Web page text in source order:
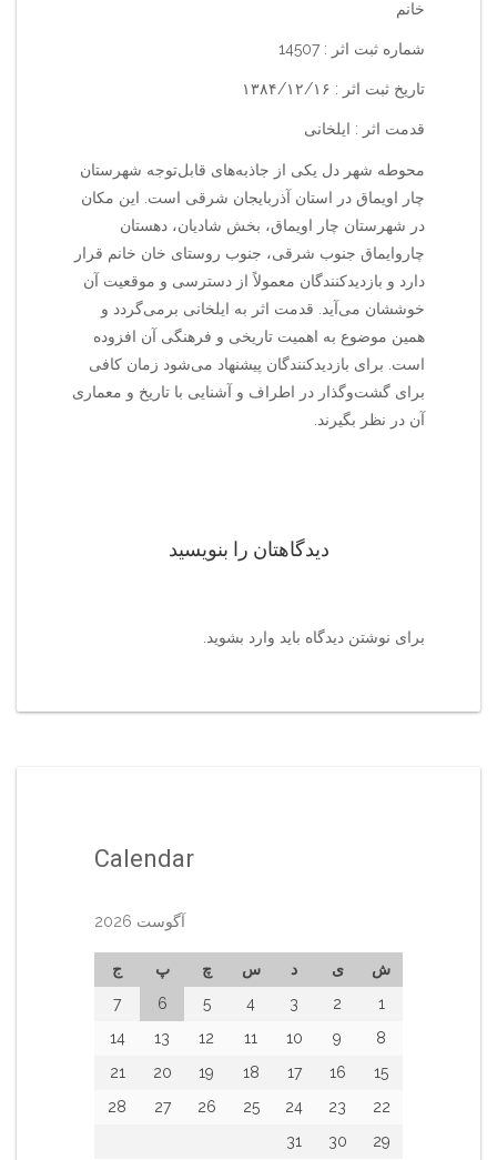
خانم
شماره ثبت اثر : 14507
تاریخ ثبت اثر : ۱۳۸۴/۱۲/۱۶
قدمت اثر : ایلخانی
محوطه شهر دل یکی از جاذبه‌های قابل‌توجه شهرستان
چار اویماق در استان آذربایجان شرقی است. این مکان
در شهرستان چار اویماق، بخش شادیان، دهستان
چاروایماق جنوب شرقی، جنوب روستای خان خانم قرار
دارد و بازدیدکنندگان معمولاً از دسترسی و موقعیت آن
خوششان می‌آید. قدمت اثر به ایلخانی برمی‌گردد و
همین موضوع به اهمیت تاریخی و فرهنگی آن افزوده
است. برای بازدیدکنندگان پیشنهاد می‌شود زمان کافی
برای گشت‌وگذار در اطراف و آشنایی با تاریخ و معماری
آن در نظر بگیرند.
دیدگاهتان را بنویسید
برای نوشتن دیدگاه باید وارد بشوید
Calendar
آگوست 2026
ش ی د س چ پ
ج
1
2
3
4
5
6
7
8
9
10
11
12
13
14
15
16
17
18
19
20
21
22
23
24
25
26
27
28
29
30
31